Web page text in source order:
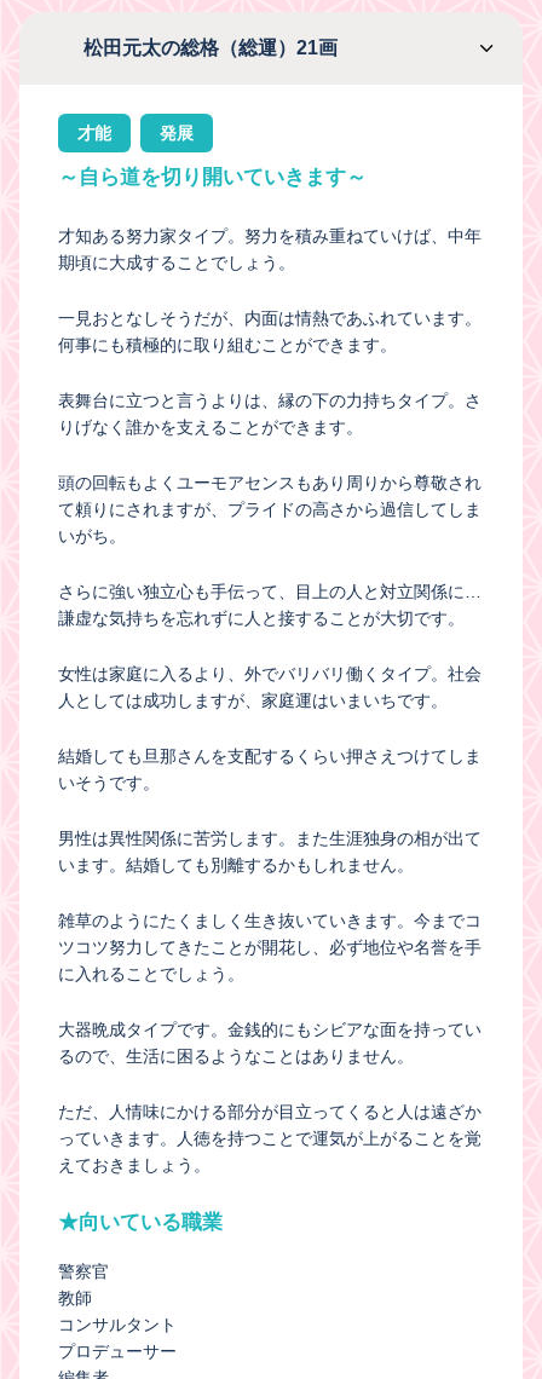
松田元太の総格（総運）21画
才能 発展
～自ら道を切り開いていきます～
才知ある努力家タイプ。努力を積み重ねていけば、中年
期頃に大成することでしょう。
一見おとなしそうだが、内面は情熱であふれています。
何事にも積極的に取り組むことができます。
表舞台に立つと言うよりは、縁の下の力持ちタイプ。さ
りげなく誰かを支えることができます。
頭の回転もよくユーモアセンスもあり周りから尊敬され
て頼りにされますが、プライドの高さから過信してしま
いがち。
さらに強い独立心も手伝って、目上の人と対立関係に…
謙虚な気持ちを忘れずに人と接することが大切です。
女性は家庭に入るより、外でバリバリ働くタイプ。社会
人としては成功しますが、家庭運はいまいちです。
結婚しても旦那さんを支配するくらい押さえつけてしま
いそうです。
男性は異性関係に苦労します。また生涯独身の相が出て
います。結婚しても別離するかもしれません。
雑草のようにたくましく生き抜いていきます。今までコ
ツコツ努力してきたことが開花し、必ず地位や名誉を手
に入れることでしょう。
大器晩成タイプです。金銭的にもシビアな面を持ってい
るので、生活に困るようなことはありません。
ただ、人情味にかける部分が目立ってくると人は遠ざか
っていきます。人徳を持つことで運気が上がることを覚
えておきましょう。
★向いている職業
警察官
教師
コンサルタント
プロデューサー